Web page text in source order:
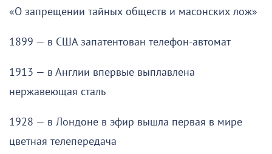
«О запрещении тайных обществ и масонских лож»
1899 — в США запатентован телефон-автомат
1913 — в Англии впервые выплавлена
нержавеющая сталь
1928 — в Лондоне в эфир вышла первая в мире
цветная телепередача